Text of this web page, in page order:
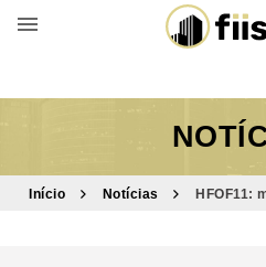
BUSCAR POR FUNDO
Início Notícias
HFOF11: